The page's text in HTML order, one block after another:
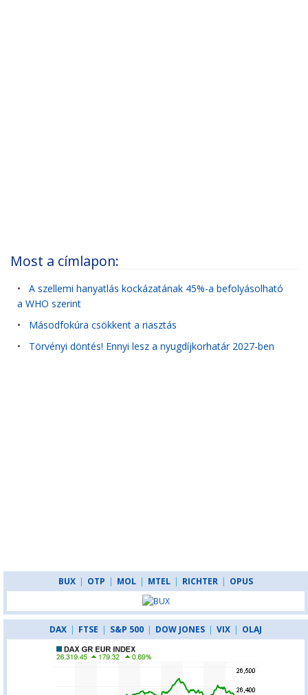
Most a címlapon:
• A szellemi hanyatlás kockázatának 45%-a befolyásolható
a WHO szerint
• Másodfokúra csökkent a riasztás
• Törvényi döntés! Ennyi lesz a nyugdíjkorhatár 2027-ben
BUX | OTP | MOL | MTEL | RICHTER | OPUS
DAX | FTSE | S&P 500 | DOW JONES | VIX | OLAJ